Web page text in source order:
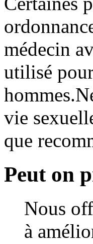
médecin
utilisé
vie
que
Peut on
Nous
à